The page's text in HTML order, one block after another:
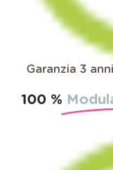
Garanzia 3 anni
100 %